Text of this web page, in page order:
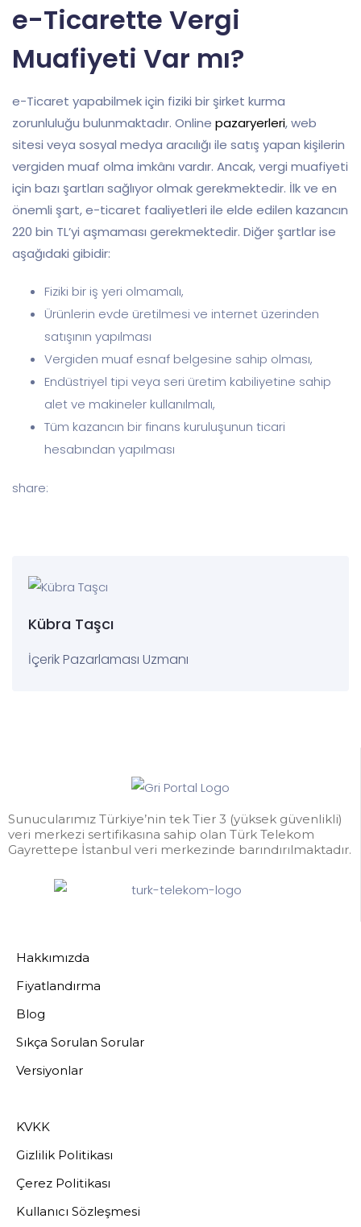
e-Ticarette Vergi
Muafiyeti Var mı?
e-Ticaret yapabilmek için fiziki bir şirket kurma
zorunluluğu bulunmaktadır. Online pazaryerleri, web
sitesi veya sosyal medya aracılığı ile satış yapan kişilerin
vergiden muaf olma imkânı vardır. Ancak, vergi muafiyeti
için bazı şartları sağlıyor olmak gerekmektedir. İlk ve en
önemli şart, e-ticaret faaliyetleri ile elde edilen kazancın
220 bin TL’yi aşmaması gerekmektedir. Diğer şartlar ise
aşağıdaki gibidir:
Fiziki bir iş yeri olmamalı,
Ürünlerin evde üretilmesi ve internet üzerinden
satışının yapılması
Vergiden muaf esnaf belgesine sahip olması,
Endüstriyel tipi veya seri üretim kabiliyetine sahip
alet ve makineler kullanılmalı,
Tüm kazancın bir finans kuruluşunun ticari
hesabından yapılması
share:
Kübra Taşcı
İçerik Pazarlaması Uzmanı
Sunucularımız Türkiye’nin tek Tier 3 (yüksek güvenlikli)
veri merkezi sertifikasına sahip olan Türk Telekom
Gayrettepe İstanbul veri merkezinde barındırılmaktadır.
Hakkımızda
Fiyatlandırma
Blog
Sıkça Sorulan Sorular
Versiyonlar
KVKK
Gizlilik Politikası
Çerez Politikası
Kullanıcı Sözleşmesi